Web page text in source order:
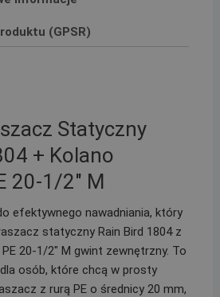
(GPSR)
Statyczny
+ Kolano
20-1/2″ M
efektywnego nawadniania, który
statyczny Rain Bird 1804 z
20-1/2″ M gwint zewnętrzny. To
osób, które chcą w prosty
z rurą PE o średnicy 20 mm,